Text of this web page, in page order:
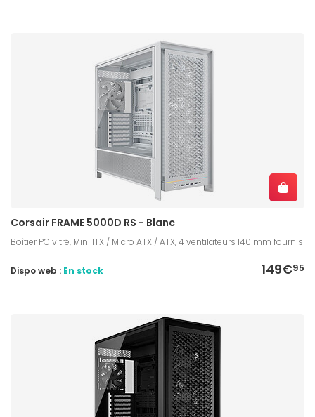
Corsair FRAME 5000D RS - Blanc
Boîtier PC vitré, Mini ITX / Micro ATX / ATX, 4 ventilateurs 140 mm fournis
149€95
Dispo web : En stock